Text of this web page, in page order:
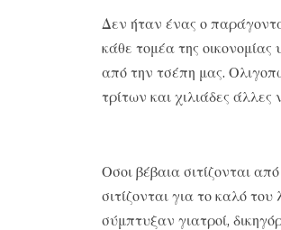
Δεν ήταν ένας ο
κάθε τομέα της
από την τσέπη μας.
τρίτων και χιλιάδες
Οσοι βέβαια σιτίζονται
σιτίζονται για το καλό
σύμπτυξαν γιατροί,